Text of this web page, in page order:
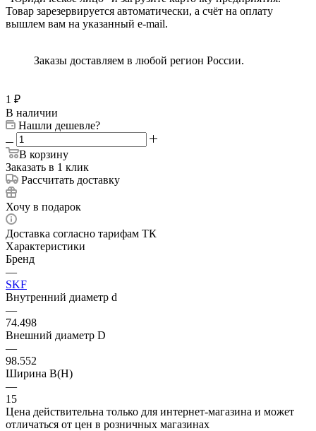
Товар зарезервируется автоматически, а счёт на оплату
вышлем вам на указанный e-mail.
Заказы доставляем в любой регион России.
1 ₽
В наличии
Нашли дешевле?
В корзину
Заказать в 1 клик
Рассчитать доставку
Хочу в подарок
Доставка согласно тарифам ТК
Характеристики
Бренд
—
SKF
Внутренний диаметр d
—
74.498
Внешний диаметр D
—
98.552
Ширина B(H)
—
15
Цена действительна только для интернет-магазина и может
отличаться от цен в розничных магазинах